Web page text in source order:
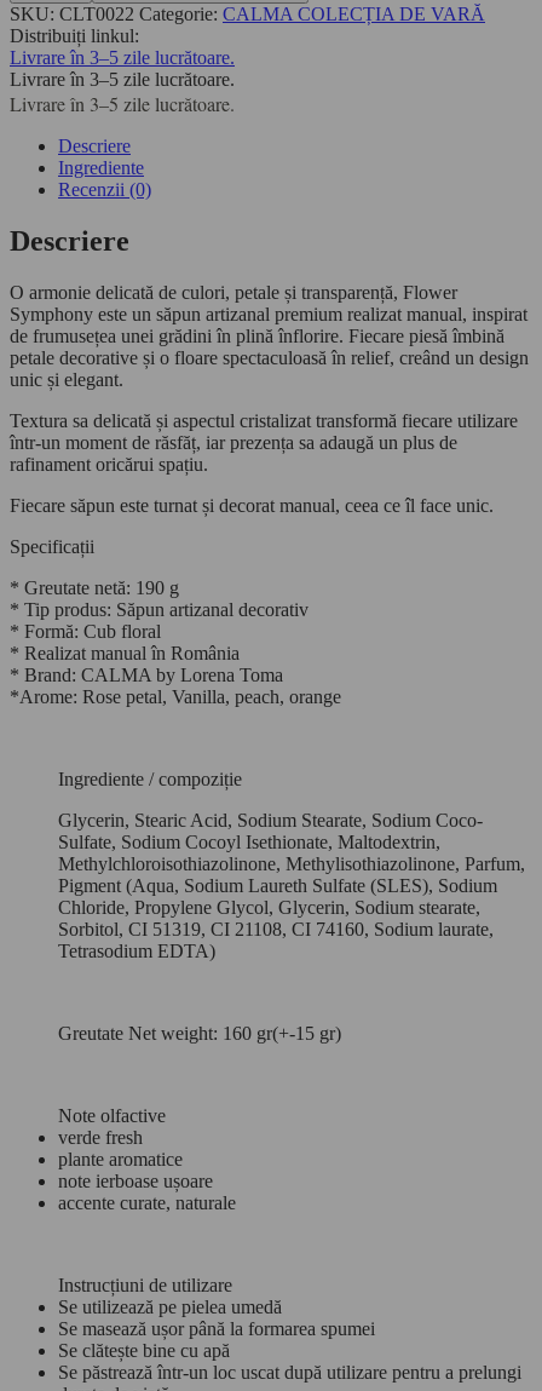
SKU: CLT0022 Categorie: CALMA COLECȚIA DE VARĂ
Distribuiți linkul:
Livrare în 3–5 zile lucrătoare.
Livrare în 3–5 zile lucrătoare.
Livrare în 3–5 zile lucrătoare.
Descriere
Ingrediente
Recenzii (0)
Descriere
O armonie delicată de culori, petale și transparență, Flower
Symphony este un săpun artizanal premium realizat manual, inspirat
de frumusețea unei grădini în plină înflorire. Fiecare piesă îmbină
petale decorative și o floare spectaculoasă în relief, creând un design
unic și elegant.
Textura sa delicată și aspectul cristalizat transformă fiecare utilizare
într-un moment de răsfăț, iar prezența sa adaugă un plus de
rafinament oricărui spațiu.
Fiecare săpun este turnat și decorat manual, ceea ce îl face unic.
Specificații
* Greutate netă: 190 g
* Tip produs: Săpun artizanal decorativ
* Formă: Cub floral
* Realizat manual în România
* Brand: CALMA by Lorena Toma
*Arome: Rose petal, Vanilla, peach, orange
Ingrediente / compoziție
Glycerin, Stearic Acid, Sodium Stearate, Sodium Coco-
Sulfate, Sodium Cocoyl Isethionate, Maltodextrin,
Methylchloroisothiazolinone, Methylisothiazolinone, Parfum,
Pigment (Aqua, Sodium Laureth Sulfate (SLES), Sodium
Chloride, Propylene Glycol, Glycerin, Sodium stearate,
Sorbitol, CI 51319, CI 21108, CI 74160, Sodium laurate,
Tetrasodium EDTA)
Greutate Net weight: 160 gr(+-15 gr)
Note olfactive
verde fresh
plante aromatice
note ierboase ușoare
accente curate, naturale
Instrucțiuni de utilizare
Se utilizează pe pielea umedă
Se masează ușor până la formarea spumei
Se clătește bine cu apă
Se păstrează într-un loc uscat după utilizare pentru a prelungi